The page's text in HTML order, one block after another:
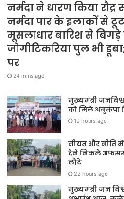
नर्मदा ने धारण किया
नर्मदा पार के इलाकों से
मूसलाधार बारिश से बिगड़े
जोगीटिकरिया पुल भी
पर
24 mins ago
मुख्यमंत्री
को मिले अनुकंपा
19 hours ago
नीयत और नीति
देने निकले अफसर,
लौटे
22 hours ago
मुख्यमंत्री जन